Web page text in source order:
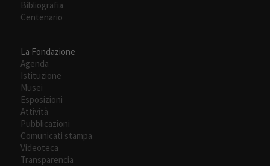
Bibliografia
Centenario
La Fondazione
Agenda
Istituzione
Musei
Esposizioni
Attività
Pubblicazioni
Comunicati stampa
Videoteca
Transparencia